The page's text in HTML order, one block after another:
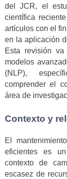
del JCR, el
científica
artículos con el
en la aplicación
Esta revisión
modelos
(NLP),
comprender el
área de
Contexto y
El
eficientes es
contexto de
escasez de